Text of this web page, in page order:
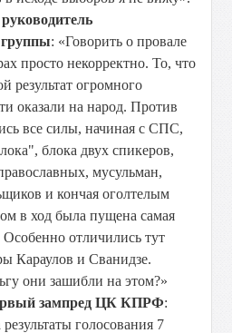
: «Говорить о провале
просто некорректно. То, что
результат огромного
оказали на народ. Против
все силы, начиная с СПС,
блока двух спикеров,
мусульман,
и кончая оголтелым
в ход была пущена самая
Особенно отличились тут
Караулов и Сванидзе.
они зашибли на этом?»
зампред ЦК КПРФ:
голосования 7